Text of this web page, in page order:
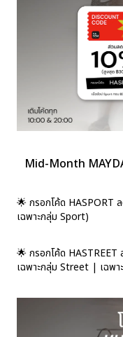
Mid-Month
🌟 กรอกโค้ด HASPORT
เฉพาะกลุ่ม Sport)
🌟 กรอกโค้ด
เฉพาะกลุ่ม Street | เฉพา